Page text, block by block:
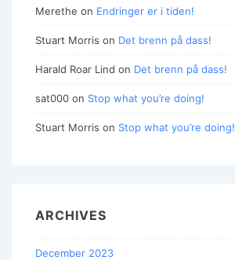
Merethe on Endringer er i tiden!
Stuart Morris on Det brenn på dass!
Harald Roar Lind on Det brenn på dass!
sat000 on Stop what you’re doing!
Stuart Morris on Stop what you’re doing!
ARCHIVES
December 2023